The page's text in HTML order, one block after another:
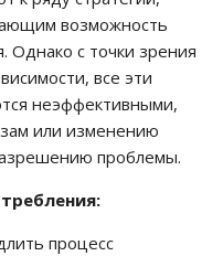
возможность
Однако с точки зрения
все эти
неэффективными,
или изменению
проблемы.
процесс